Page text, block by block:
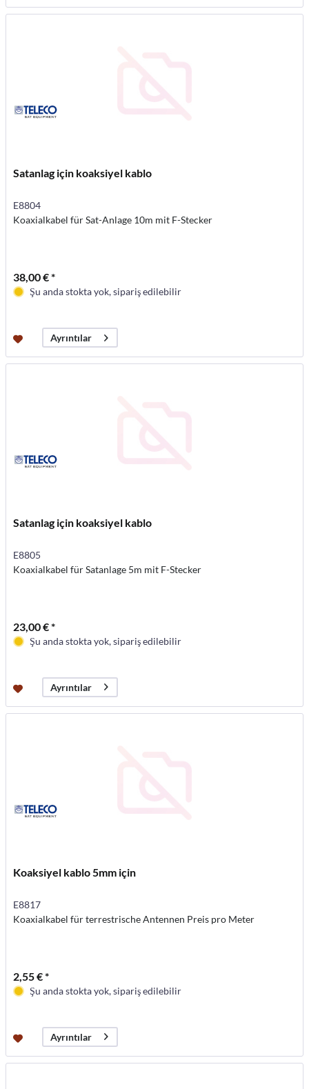
Satanlag için koaksiyel kablo
E8804
Koaxialkabel für Sat-Anlage 10m mit F-Stecker
38,00 € *
Şu anda stokta yok, sipariş edilebilir
Ayrıntılar
Satanlag için koaksiyel kablo
E8805
Koaxialkabel für Satanlage 5m mit F-Stecker
23,00 € *
Şu anda stokta yok, sipariş edilebilir
Ayrıntılar
Koaksiyel kablo 5mm için
E8817
Koaxialkabel für terrestrische Antennen Preis pro Meter
2,55 € *
Şu anda stokta yok, sipariş edilebilir
Ayrıntılar